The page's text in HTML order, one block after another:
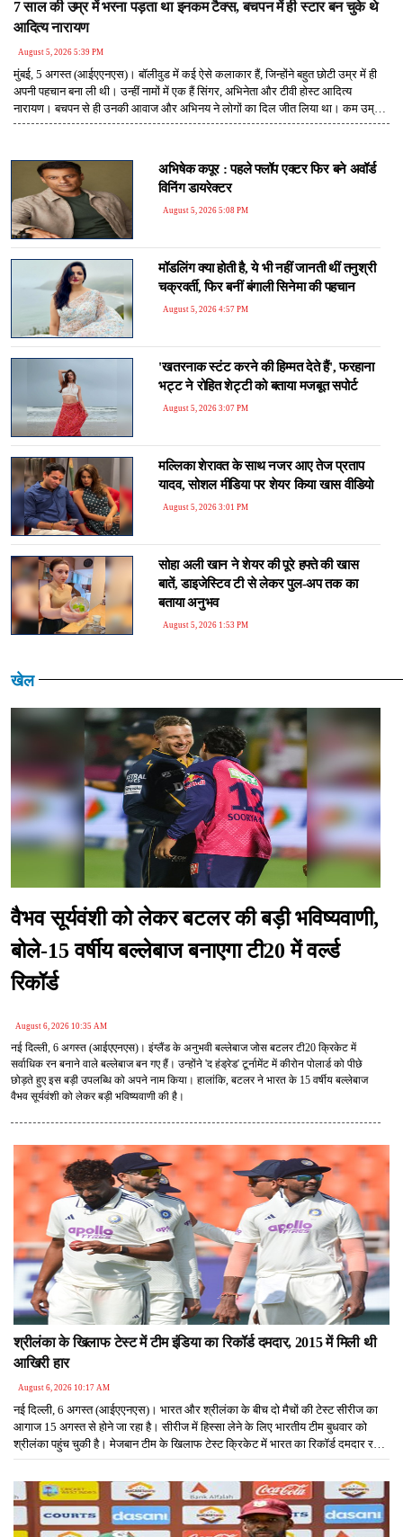
7 साल की उम्र में भरना पड़ता था इनकम टैक्स, बचपन में ही स्टार बन चुके थे
आदित्य नारायण
August 5, 2026 5:39 PM
मुंबई, 5 अगस्त (आईएएनएस)। बॉलीवुड में कई ऐसे कलाकार हैं, जिन्होंने बहुत छोटी उम्र में ही
अपनी पहचान बना ली थी। उन्हीं नामों में एक हैं सिंगर, अभिनेता और टीवी होस्ट आदित्य
नारायण। बचपन से ही उनकी आवाज और अभिनय ने लोगों का दिल जीत लिया था। कम उम्र में
मिली लोकप्रियता ने उन्हें घर-घर में पहचान दिलाई, लेकिन इसके साथ जिम्मेदारियां भी उतनी ही
में इनकम टैक्स तक भरना पड़ता था। यह बात सुनकर हर कोई हैरान रह गया, क्योंकि जिस उम्र
में बच्चे स्कूल और खेलकूद में व्यस्त रहते हैं, उस उम्र में आदित्य पेशेवर कलाकार बन चुके थे।
अभिषेक कपूर : पहले फ्लॉप एक्टर फिर बने अवॉर्ड
विनिंग डायरेक्टर
August 5, 2026 5:08 PM
मॉडलिंग क्या होती है, ये भी नहीं जानती थीं तनुश्री
चक्रवर्ती, फिर बनीं बंगाली सिनेमा की पहचान
August 5, 2026 4:57 PM
'खतरनाक स्टंट करने की हिम्मत देते हैं', फरहाना
भट्ट ने रोहित शेट्टी को बताया मजबूत सपोर्ट
August 5, 2026 3:07 PM
मल्लिका शेरावत के साथ नजर आए तेज प्रताप
यादव, सोशल मीडिया पर शेयर किया खास वीडियो
August 5, 2026 3:01 PM
सोहा अली खान ने शेयर की पूरे हफ्ते की खास
बातें, डाइजेस्टिव टी से लेकर पुल-अप तक का
बताया अनुभव
August 5, 2026 1:53 PM
खेल
वैभव सूर्यवंशी को लेकर बटलर की बड़ी भविष्यवाणी,
बोले-15 वर्षीय बल्लेबाज बनाएगा टी20 में वर्ल्ड
रिकॉर्ड
August 6, 2026 10:35 AM
नई दिल्ली, 6 अगस्त (आईएएनएस)। इंग्लैंड के अनुभवी बल्लेबाज जोस बटलर टी20 क्रिकेट में
सर्वाधिक रन बनाने वाले बल्लेबाज बन गए हैं। उन्होंने 'द हंड्रेड' टूर्नामेंट में कीरोन पोलार्ड को पीछे
छोड़ते हुए इस बड़ी उपलब्धि को अपने नाम किया। हालांकि, बटलर ने भारत के 15 वर्षीय बल्लेबाज
वैभव सूर्यवंशी को लेकर बड़ी भविष्यवाणी की है।
श्रीलंका के खिलाफ टेस्ट में टीम इंडिया का रिकॉर्ड दमदार, 2015 में मिली थी
आखिरी हार
August 6, 2026 10:17 AM
नई दिल्ली, 6 अगस्त (आईएएनएस)। भारत और श्रीलंका के बीच दो मैचों की टेस्ट सीरीज का
आगाज 15 अगस्त से होने जा रहा है। सीरीज में हिस्सा लेने के लिए भारतीय टीम बुधवार को
श्रीलंका पहुंच चुकी है। मेजबान टीम के खिलाफ टेस्ट क्रिकेट में भारत का रिकॉर्ड दमदार रहा
है।